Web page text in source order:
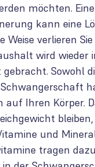
möchten. Eine
kann eine
Weise verlieren
wird wieder
Sowohl
auf Ihren Körper.
und
tragen